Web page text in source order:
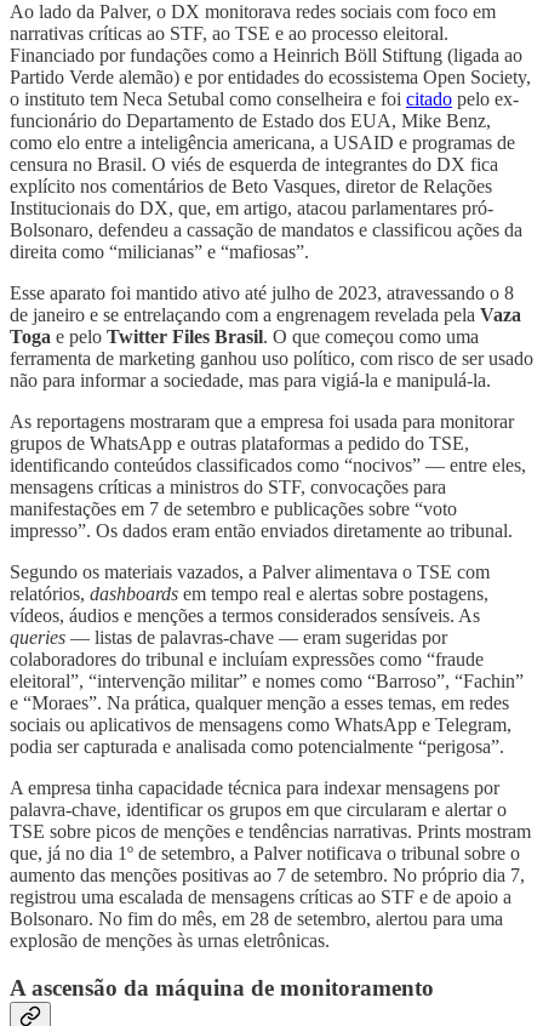
Ao lado da Palver, o DX monitorava redes sociais com foco em
narrativas críticas ao STF, ao TSE e ao processo eleitoral.
Financiado por fundações como a Heinrich Böll Stiftung (ligada ao
Partido Verde alemão) e por entidades do ecossistema Open Society,
o instituto tem Neca Setubal como conselheira e foi citado pelo ex-
funcionário do Departamento de Estado dos EUA, Mike Benz,
como elo entre a inteligência americana, a USAID e programas de
censura no Brasil. O viés de esquerda de integrantes do DX fica
explícito nos comentários de Beto Vasques, diretor de Relações
Institucionais do DX, que, em artigo, atacou parlamentares pró-
Bolsonaro, defendeu a cassação de mandatos e classificou ações da
direita como “milicianas” e “mafiosas”.
Esse aparato foi mantido ativo até julho de 2023, atravessando o 8
de janeiro e se entrelaçando com a engrenagem revelada pela Vaza
Toga e pelo Twitter Files Brasil. O que começou como uma
ferramenta de marketing ganhou uso político, com risco de ser usado
não para informar a sociedade, mas para vigiá-la e manipulá-la.
As reportagens mostraram que a empresa foi usada para monitorar
grupos de WhatsApp e outras plataformas a pedido do TSE,
identificando conteúdos classificados como “nocivos” — entre eles,
mensagens críticas a ministros do STF, convocações para
manifestações em 7 de setembro e publicações sobre “voto
impresso”. Os dados eram então enviados diretamente ao tribunal.
Segundo os materiais vazados, a Palver alimentava o TSE com
relatórios, dashboards em tempo real e alertas sobre postagens,
vídeos, áudios e menções a termos considerados sensíveis. As
queries — listas de palavras-chave — eram sugeridas por
colaboradores do tribunal e incluíam expressões como “fraude
eleitoral”, “intervenção militar” e nomes como “Barroso”, “Fachin”
e “Moraes”. Na prática, qualquer menção a esses temas, em redes
sociais ou aplicativos de mensagens como WhatsApp e Telegram,
podia ser capturada e analisada como potencialmente “perigosa”.
A empresa tinha capacidade técnica para indexar mensagens por
palavra-chave, identificar os grupos em que circularam e alertar o
TSE sobre picos de menções e tendências narrativas. Prints mostram
que, já no dia 1º de setembro, a Palver notificava o tribunal sobre o
aumento das menções positivas ao 7 de setembro. No próprio dia 7,
registrou uma escalada de mensagens críticas ao STF e de apoio a
Bolsonaro. No fim do mês, em 28 de setembro, alertou para uma
explosão de menções às urnas eletrônicas.
A ascensão da máquina de monitoramento